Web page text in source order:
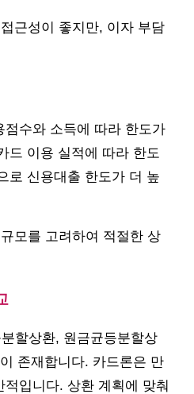
근성이 좋지만, 이자 부담
점수와 소득에 따라 한도가
드 이용 실적에 따라 한도
로 신용대출 한도가 더 높
모를 고려하여 적절한 상
할상환, 원금균등분할상
존재합니다. 카드론은 만
입니다. 상환 계획에 맞춰